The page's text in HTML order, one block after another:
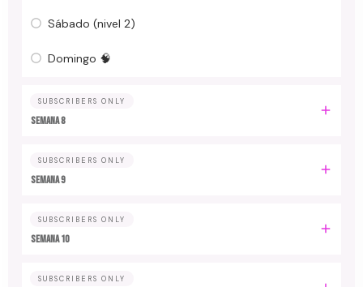
Sábado (nivel 2)
Domingo 🧠
SUBSCRIBERS ONLY
Semana 8
SUBSCRIBERS ONLY
Semana 9
SUBSCRIBERS ONLY
Semana 10
SUBSCRIBERS ONLY